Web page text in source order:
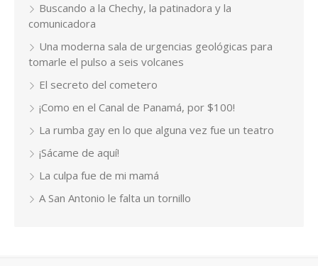
Buscando a la Chechy, la patinadora y la
comunicadora
Una moderna sala de urgencias geológicas para
tomarle el pulso a seis volcanes
El secreto del cometero
¡Como en el Canal de Panamá, por $100!
La rumba gay en lo que alguna vez fue un teatro
¡Sácame de aquí!
La culpa fue de mi mamá
A San Antonio le falta un tornillo